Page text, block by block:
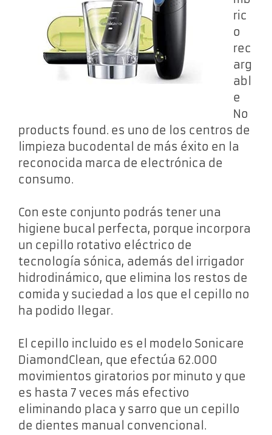
ric
o
rec
arg
abl
e
No
products found. es uno de los centros de
limpieza bucodental de más éxito en la
reconocida marca de electrónica de
consumo.
Con este conjunto podrás tener una
higiene bucal perfecta, porque incorpora
un cepillo rotativo eléctrico de
tecnología sónica, además del irrigador
hidrodinámico, que elimina los restos de
comida y suciedad a los que el cepillo no
ha podido llegar.
El cepillo incluido es el modelo Sonicare
DiamondClean, que efectúa 62.000
movimientos giratorios por minuto y que
es hasta 7 veces más efectivo
eliminando placa y sarro que un cepillo
de dientes manual convencional.